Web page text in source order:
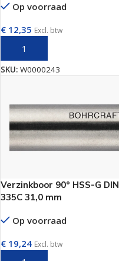
Op voorraad
€ 12,35 Excl. btw
SKU: W0000243
Verzinkboor 90° HSS-G DIN
335C 31,0 mm
Op voorraad
€ 19,24 Excl. btw